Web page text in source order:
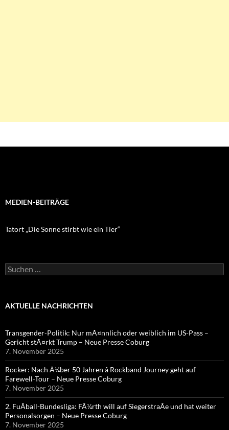
MEDIEN-BEITRÄGE
Tatort „Die Sonne stirbt wie ein Tier“
Suchen
nach:
AKTUELLE NACHRICHTEN
Transgender-Politik: Nur mÃ¤nnlich oder weiblich im US-Pass –
Gericht stÃ¤rkt Trump – Neue Presse Coburg
7. November 2025
Rocker: Nach Ã¼ber 50 Jahren â Rockband Journey geht auf
Farewell-Tour – Neue Presse Coburg
7. November 2025
2. FuÃball-Bundesliga: FÃ¼rth will auf SiegerstraÃe und hat weiter
Personalsorgen – Neue Presse Coburg
7. November 2025